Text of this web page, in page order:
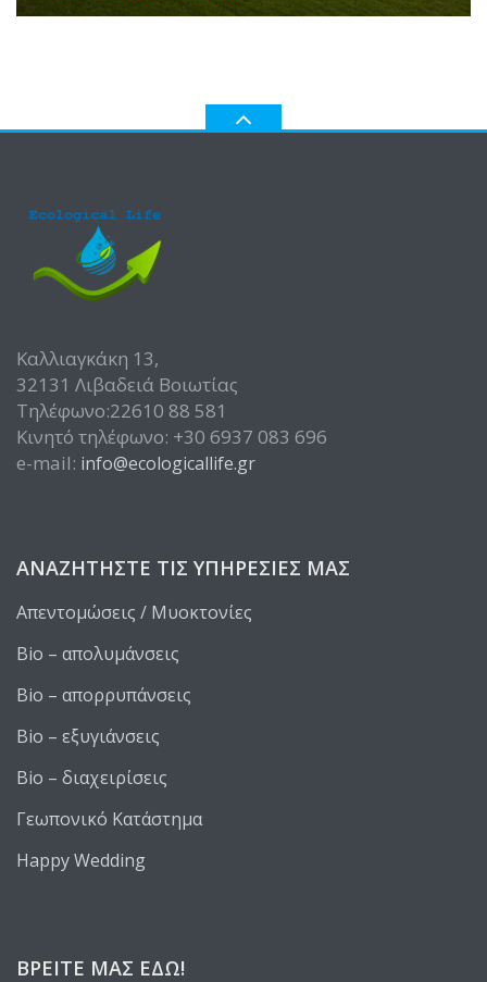
Καλλιαγκάκη 13,
32131 Λιβαδειά Βοιωτίας
Τηλέφωνο:22610 88 581
Κινητό τηλέφωνο: +30 6937 083 696
e-mail: info@ecologicallife.gr
ΑΝΑΖΗΤΉΣΤΕ ΤΙΣ ΥΠΗΡΕΣΊΕΣ ΜΑΣ
Απεντομώσεις / Μυοκτονίες
Bio – απολυμάνσεις
Bio – απορρυπάνσεις
Bio – εξυγιάνσεις
Bio – διαχειρίσεις
Γεωπονικό Κατάστημα
Happy Wedding
ΒΡΕΊΤΕ ΜΑΣ ΕΔΏ!